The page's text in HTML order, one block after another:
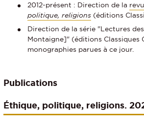
2012-présent : Direction de la
politique, religions (éditions
Direction de la série "Lectures des
Montaigne]" (éditions Classiques
monographies parues à ce jour.
Publications
Éthique, politique, religions.